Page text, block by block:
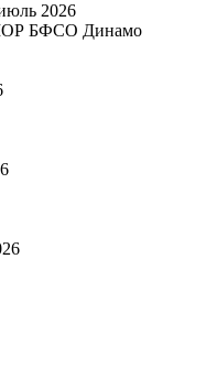
2026
БФСО Динамо